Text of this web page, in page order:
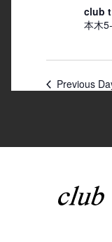
club t
本木
Previous